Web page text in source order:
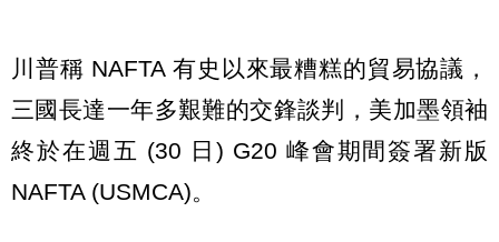
川普稱 NAFTA 有史以來最糟糕的貿易協議，
三國長達一年多艱難的交鋒談判，美加墨領袖
終於在週五 (30 日) G20 峰會期間簽署新版
NAFTA (USMCA)。